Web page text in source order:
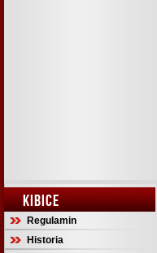
KIBICE
Regulamin
Historia